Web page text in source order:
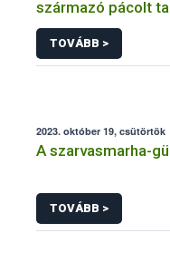
származó pácolt
TOVÁBB >
2023. október 19, csütörtök
A szarvasmarha-
TOVÁBB >